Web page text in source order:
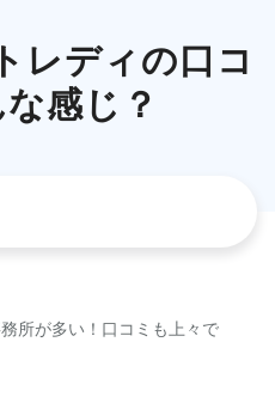
レディの口コ
感じ？
所が多い！口コミも上々で